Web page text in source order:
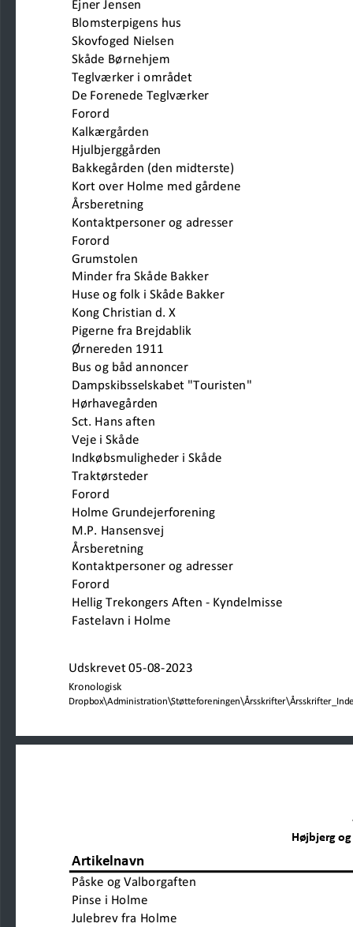
Ejner Jensen
Blomsterpigens hus
Skovfoged Nielsen
Skåde Børnehjem
Teglværker i området
De Forenede Teglværker
Forord
Kalkærgården
Hjulbjerggården
Bakkegården (den midterste)
Kort over Holme med gårdene
Årsberetning
Kontaktpersoner og adresser
Forord
Grumstolen
Minder fra Skåde Bakker
Huse og folk i Skåde Bakker
Kong Christian d. X
Pigerne fra Brejdablik
Ørnereden 1911
Bus og båd annoncer
Dampskibsselskabet "Touristen"
Hørhavegården
Sct. Hans aften
Veje i Skåde
Indkøbsmuligheder i Skåde
Traktørsteder
Forord
Holme Grundejerforening
M.P. Hansensvej
Årsberetning
Kontaktpersoner og adresser
Forord
Hellig Trekongers Aften -
Fastelavn i Holme
Udskrevet 05-08-2023
Kronologisk
Højbjerg
Artikelnavn
Påske og Valborgaften
Pinse i Holme
Julebrev fra Holme